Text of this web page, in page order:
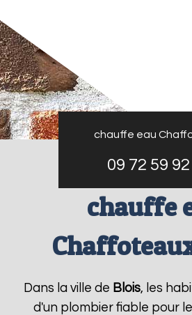
chauffe eau
09 72 59
chauffe
Dans la ville de Blois, les
d'un plombier fiable pour